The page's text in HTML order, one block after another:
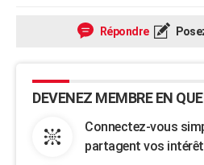
Répondre
DEVENEZ MEMBRE EN
Connectez-vous
partagent vos